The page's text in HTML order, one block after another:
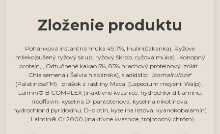
Zloženie produktu
Pohánková instantná múka 49,7%, Inulín(čakanka), Ryžové
mlieko(sušený ryžový sirup, ryžový škrob, ryžová múka) , Konopný
protein, , Odtučnené kakao 5%, 85% hrachový proteinový izolát ,
Chia semená ( Šalvia hispánska), sladididlo: izomaltulóza*
(PalatinoseTM) prášok z rastliny Maca (Lepedium meyenii Walp) ,
Lalmin® B COMPLEX (inaktívne kvasnice, hydrochlorid tiamínu,
riboflavín, kyselina D-pantotenová, kyselina nikotínová,
hydrochlorid pyridoxínu, D-biotín, kyselina listová, kyanokobalamín)
, Lalmin® Cr 2000 (inaktívne kvasnice, trojmocný chróm)